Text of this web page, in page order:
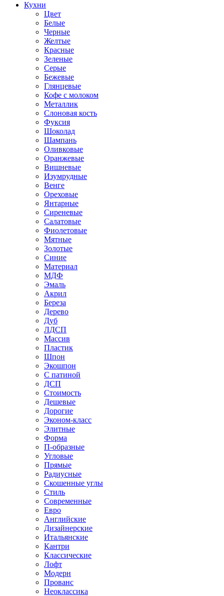
Кухни
Цвет
Белые
Черные
Желтые
Красные
Зеленые
Серые
Бежевые
Глянцевые
Кофе с молоком
Металлик
Слоновая кость
Фуксия
Шоколад
Шампань
Оливковые
Оранжевые
Вишневые
Изумрудные
Венге
Ореховые
Янтарные
Сиреневые
Салатовые
Фиолетовые
Мятные
Золотые
Синие
Материал
МДФ
Эмаль
Акрил
Береза
Дерево
Дуб
ЛДСП
Массив
Пластик
Шпон
Экошпон
С патиной
ДСП
Стоимость
Дешевые
Дорогие
Эконом-класс
Элитные
Форма
П-образные
Угловые
Прямые
Радиусные
Скошенные углы
Стиль
Современные
Евро
Английские
Дизайнерские
Итальянские
Кантри
Классические
Лофт
Модерн
Прованс
Неоклассика